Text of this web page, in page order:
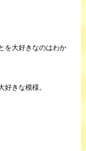
を大好きなのはわか
好きな模様。